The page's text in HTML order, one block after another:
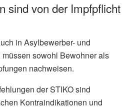
sind von der Impfpflicht
in Asylbewerber- und
sowohl Bewohner als
nachweisen.
der STIKO sind
Kontraindikationen und